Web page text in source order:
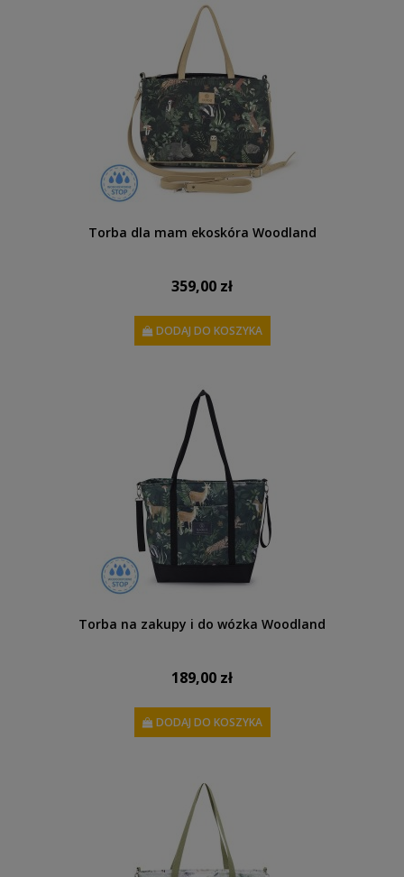
Torba dla mam ekoskóra Woodland
359,00 zł
DODAJ DO KOSZYKA
Torba na zakupy i do wózka Woodland
189,00 zł
DODAJ DO KOSZYKA